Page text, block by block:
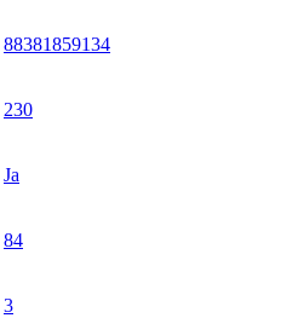
88381859134
230
Ja
84
3